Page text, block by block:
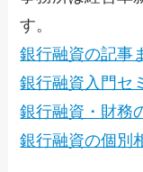
す。
銀行融資の記事
銀行融資入門セ
銀行融資・財務
銀行融資の個別